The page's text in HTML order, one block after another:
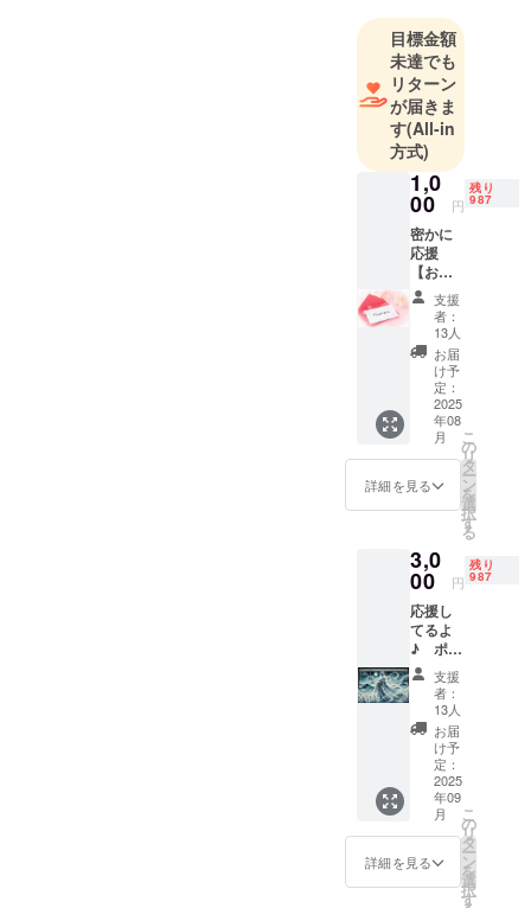
デザイン
デジタル名
刺(NFCカー
ド)
②韓国・
Gallery
HANNAM65
7 国際展を主
③アートｘ
ものづくり
コミュニ
✅趣味
テニス🎾、
スノーボー
ド🏂、神社仏
目標金額
未達でも
リターン
が届きま
す(All-in
方式)
1,0
00 円
残り
987
密かに
応援
【お礼
のメッ
セー
ジ】 感
謝の気
持ちを
込め
て、お
礼の
メッ
セージ
をお送
りしま
す。
支援
者：
13人
お届
け予
定：
2025
年08
月
詳細を見る
こ
の
リ
タ
ー
ン
を
選
択
す
る
3,0
00 円
残り
987
応援し
てるよ
♪ ポス
トカー
ド3枚付
【ポス
トカー
ド】 雅
龍がデ
ザイン
したポ
スト
カード
を提供
しま
す。 ・
支援
者：
13人
お届
け予
定：
2025
年09
月
詳細を見る
こ
の
リ
タ
ー
ン
を
選
択
す